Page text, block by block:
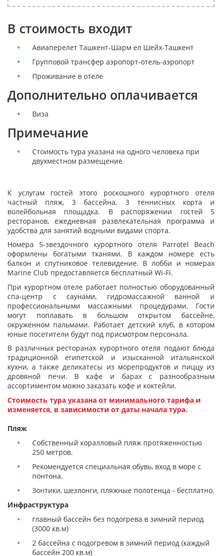
В стоимость входит
Авиаперелет Ташкент-Шарм ел Шейх-Ташкент
Групповой трансфер аэропорт-отель-аэропорт
Проживание в отеле
Дополнительно оплачивается
Виза
Примечание
Стоимость тура указана на одного человека при
двухместном размещение
К услугам гостей этого роскошного курортного отеля
частный пляж, 3 бассейна, 3 теннисных корта и
волейбольная площадка. В распоряжении гостей 5
ресторанов, ежедневная развлекательная программа и
удобства для занятий водными видами спорта.
Номера 5-звездочного курортного отеля Parrotel Beach
оформлены богатыми тканями. В каждом номере есть
балкон и спутниковое телевидение. В лобби и номерах
Marine Club предоставляется бесплатный Wi-Fi.
При курортном отеле работает полностью оборудованный
спа-центр с саунами, гидромассажной ванной и
профессиональными массажными процедурами. Гости
могут поплавать в большом открытом бассейне,
окруженном пальмами. Работает детский клуб, в котором
юные посетители будут под присмотром персонала.
В различных ресторанах курортного отеля подают блюда
традиционной египетской и изысканной итальянской
кухни, а также деликатесы из морепродуктов и пиццу из
дровяной печи. В кафе и барах с разнообразным
ассортиментом можно заказать кофе и коктейли.
Стоимость тура указана от минимального тарифа и
изменяется, в зависимости от даты начала тура.
Пляж
Собственный коралловый пляж протяженностью
250 метров.
Рекомендуется специальная обувь, вход в море с
понтона.
Зонтики, шезлонги, пляжные полотенца - бесплатно.
Инфраструктура
главный бассейн без подогрева в зимний период
(3000 кв.м)
2 бассейна с подогревом в зимний период (каждый
бассейн 200 кв.м)